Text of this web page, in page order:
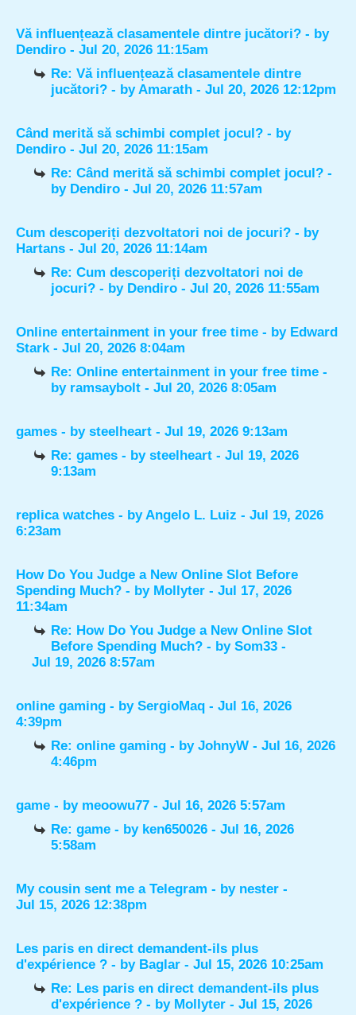
Vă influențează clasamentele dintre jucători? - by
Dendiro - Jul 20, 2026 11:15am
Re: Vă influențează clasamentele dintre
jucători? - byAmarath - Jul 20, 2026 12:12pm
Când merită să schimbi complet jocul? - by
Dendiro - Jul 20, 2026 11:15am
Re: Când merită să schimbi complet jocul? -
by Dendiro - Jul 20, 2026 11:57am
Cum descoperiți dezvoltatori noi de jocuri? - by
Hartans - Jul 20, 2026 11:14am
Re: Cum descoperiți dezvoltatori noi de
jocuri? - by Dendiro - Jul 20, 2026 11:55am
Online entertainment in your free time - by Edward
Stark- Jul 20, 2026 8:04am
Re: Online entertainment in your free time -
by ramsaybolt - Jul 20, 2026 8:05am
games - by steelheart - Jul 19, 2026 9:13am
Re: games - bysteelheart - Jul 19, 2026
9:13am
replica watches - byAngelo L. Luiz - Jul 19, 2026
6:23am
How Do You Judge a New Online Slot Before
Spending Much? - by Mollyter - Jul 17, 2026
11:34am
Re: How Do You Judge a New Online Slot
Before Spending Much? - bySom33 -
Jul 19, 2026 8:57am
online gaming - by SergioMaq - Jul 16, 2026
4:39pm
Re: online gaming - byJohnyW - Jul 16, 2026
4:46pm
game - by meoowu77 - Jul 16, 2026 5:57am
Re: game - by ken650026 - Jul 16, 2026
5:58am
My cousin sent me a Telegram - by nester -
Jul 15, 2026 12:38pm
Les paris en direct demandent-ils plus
d'expérience ? - by Baglar - Jul 15, 2026 10:25am
Re: Les paris en direct demandent-ils plus
d'expérience ? - by Mollyter - Jul 15, 2026